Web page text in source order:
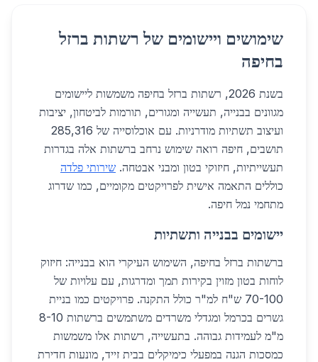
שימושים ויישומים של רשתות ברזל
בחיפה
בשנת 2026, רשתות ברזל בחיפה משמשות ליישומים
מגוונים בבנייה, תעשייה ומגורים, תורמות לביטחון, יציבות
ועיצוב תשתיות מודרניות. עם אוכלוסייה של 285,316
תושבים, חיפה רואה שימוש נרחב ברשתות אלה בגדרות
תעשייתיות, חיזוקי בטון ומבני אבטחה. שירותי פלדה
כוללים התאמה אישית לפרויקטים מקומיים, כמו שדרוג
מתחמי נמל חיפה.
יישומים בבנייה ותשתיות
ברשתות ברזל בחיפה, השימוש העיקרי הוא בבנייה: חיזוק
לוחות בטון מזוין בקירות תמך ומדרגות, עם עלויות של
70-100 ש"ח למ"ר כולל התקנה. פרויקטים כמו בניית
גשרים בכרמל ומגדלי משרדים משתמשים ברשתות 8-10
מ"מ לעמידות גבוהה. בתעשייה, רשתות אלו משמשות
כמסכות הגנה במפעלי כימיקלים בבית זייד, מונעות חדירת